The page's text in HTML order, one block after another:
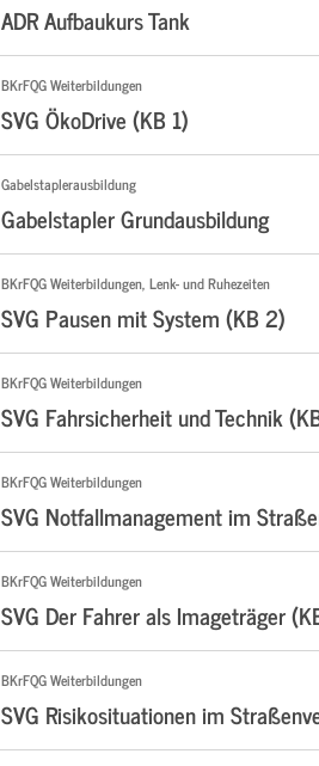
ADR Aufbaukurs Tank
BKrFQG Weiterbildungen
SVG ÖkoDrive (KB 1)
Gabelstaplerausbildung
Gabelstapler Grundausbildung
BKrFQG Weiterbildungen, Lenk- und Ruhezeiten
SVG Pausen mit System (KB 2)
BKrFQG Weiterbildungen
SVG Fahrsicherheit und Technik
BKrFQG Weiterbildungen
SVG Notfallmanagement im
BKrFQG Weiterbildungen
SVG Der Fahrer als Imageträger
BKrFQG Weiterbildungen
SVG Risikosituationen im